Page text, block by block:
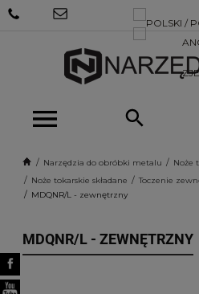
Narzędzia do obróbki metalu
Noże
Noże tokarskie składane
Toczenie
MDQNR/L - zewnętrzny
MDQNR/L - ZEWNĘTRZNY